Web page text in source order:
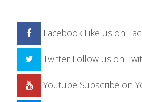
Facebook Like us on
Twitter Follow us on
Youtube Subscribe on